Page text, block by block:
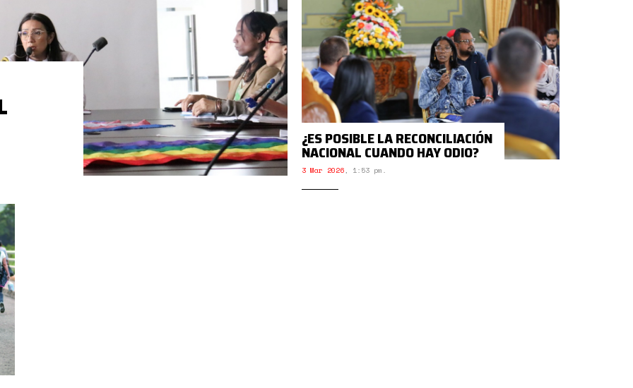
¿ES POSIBLE LA RECONCILIACIÓN
NACIONAL CUANDO HAY ODIO?
3 Mar 2026, 1:53 pm.